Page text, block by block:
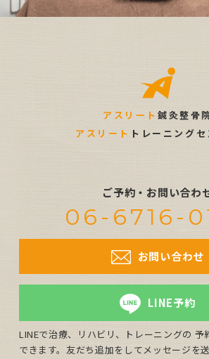
アスリート 鍼灸整骨
アスリート トレーニングセ
ご予約・お問い合わ
06-6716-
LINE予約
お問い合わせ
LINEで治療、リハビリ、トレーニングの 予
できます。友だち追加をしてメッセージを